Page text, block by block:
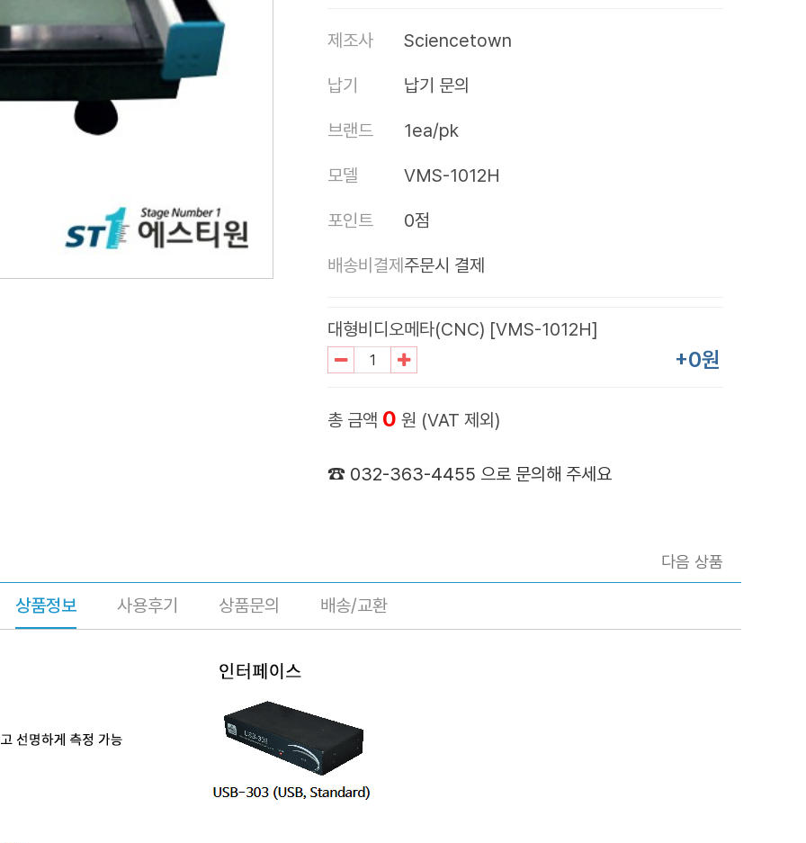
제조사 Sciencetown
납기 납기 문의
브랜드 1ea/pk
모델 VMS-1012H
포인트 0점
배송비결제 주문시 결제
대형비디오메타(CNC) [VMS-1012H]
+0원
총 금액 0 원 (VAT 제외)
☎ 032-363-4455 으로 문의해 주세요
다음 상품
상품정보 사용후기 상품문의 배송/교환